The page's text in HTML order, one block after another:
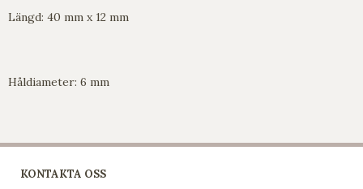
Längd: 40 mm x 12 mm
Håldiameter: 6 mm
KONTAKTA OSS